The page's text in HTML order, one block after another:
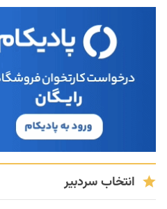
انتخاب سردبیر